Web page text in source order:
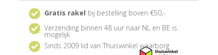
Gratis rakel bij bestelling boven €50,-
Verzending binnen 48 uur naar NL en BE is
mogelijk
Sinds 2009 lid van Thuiswinkel waarborg